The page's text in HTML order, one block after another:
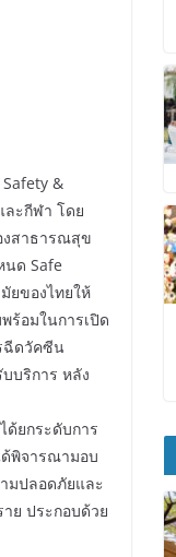
&
ละกีฬา โดย
งสาธารณสุข
นด Safe
ยของไทยให้
ร้อมในการเปิด
ฉีดวัคซีน
บริการ หลัง
ด้ยกระดับการ
พิจารณามอบ
มปลอดภัยและ
ย ประกอบด้วย